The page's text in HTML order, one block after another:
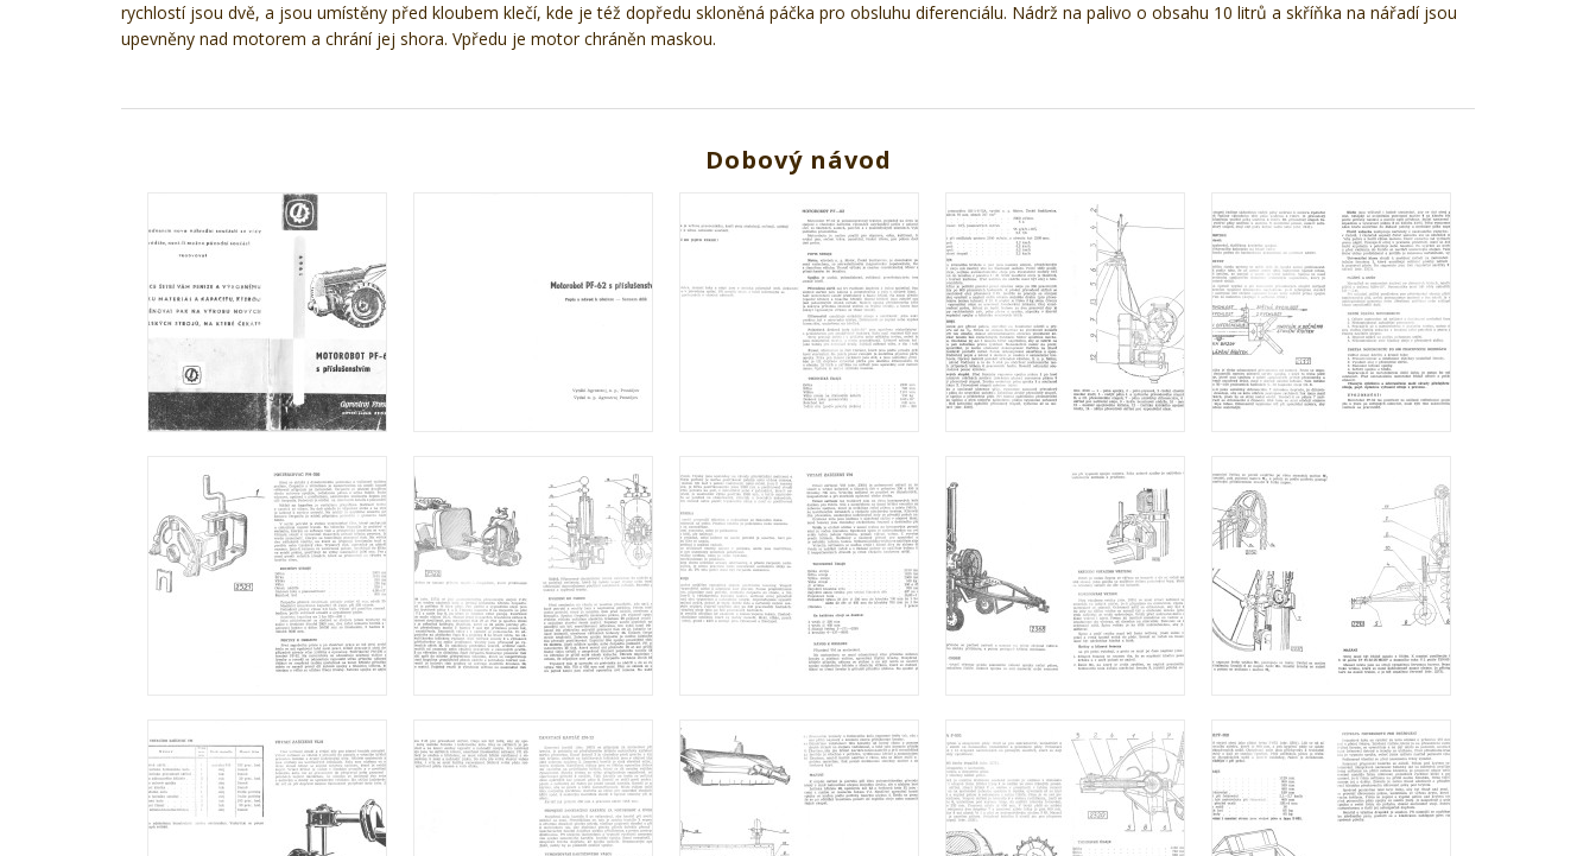
rychlostí jsou dvě, a jsou umístěny před kloubem klečí, kde je též dopředu skloněná páčka pro obsluhu diferenciálu. Nádrž na palivo o obsahu 10 litrů a skříňka na nářadí jsou
upevněny nad motorem a chrání jej shora. Vpředu je motor chráněn maskou.
Dobový návod